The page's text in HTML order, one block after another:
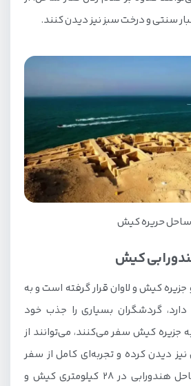
سنتی و درخت سبز نیز دیدن کنند.
ساحل حریره کیش
جزیره کیش و لاوان قرار گرفته است و به
گردشگران بسیاری را جذب خود
جزیره کیش سفر می‌کنند، می‌توانند از
دیدن کرده و تجربه‌ای کامل از سفر
خود داشته باشند. ساحل هندورابی در 28 کیلومتری کیش و